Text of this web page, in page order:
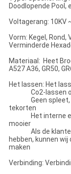
Doodlopende Pool,
Voltagerang: 10KV
Vorm: Kegel,
Verminderde
Materiaal: Heet
A527 A36, GR50,
Het lassen: Het
Co2-lassen of
Geen spleet,
tekorten
Het interne en
mooier
Als de klanten
hebben, kunnen
maken
Verbinding: